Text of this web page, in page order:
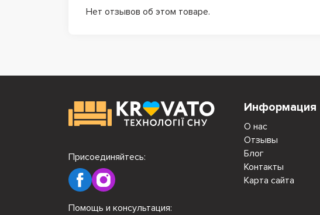
Нет отзывов об этом товаре.
Информация
О нас
Отзывы
Блог
Контакты
Карта сайта
Присоединяйтесь:
Помощь и консультация: